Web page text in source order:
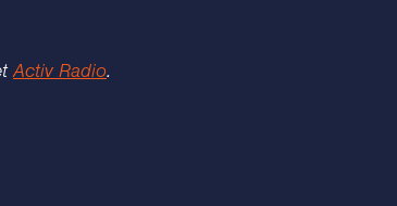
Activ Radio.